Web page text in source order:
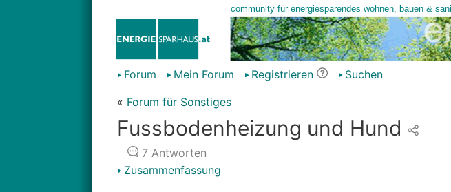
Forum Mein Forum Registrieren
Suchen
« Forum für Sonstiges
Fussbodenheizung und Hund
7Antworten
Zusammenfassung